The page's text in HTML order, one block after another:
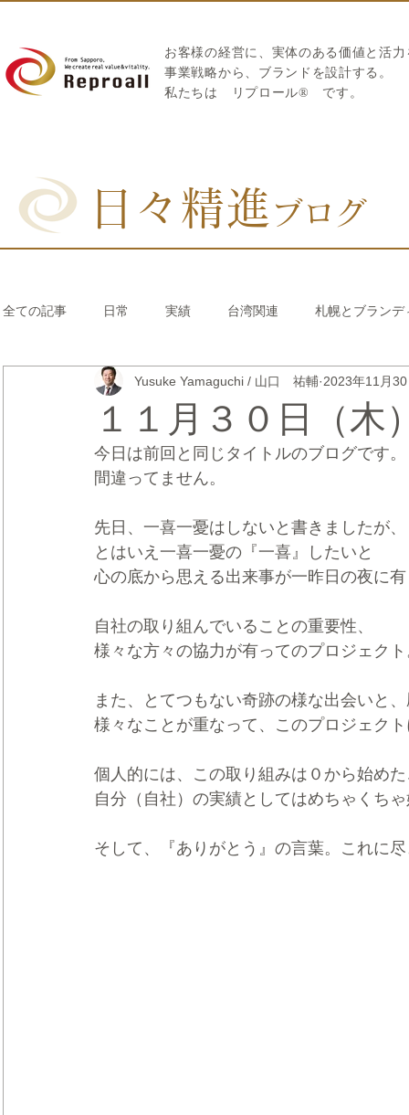
お客様の経営に、実体のある価値と活
​事業戦略から、ブランドを設計する。
私たちは
リプロール® です。
日々精進 ブログ
全ての記事 日常 実績 台湾関連 札幌とブランデ
リブランディング® さとうきび繊維のストロー 中国
CRMブランディング® デジタルマーケティングブランデ
１１月３０日（
Yusuke Yamaguchi / 山口 祐輔 2023年11月
今日は前回と同じタイトルのブログです。
間違ってません。
先日、一喜一憂はしないと書きましたが、
とはいえ一喜一憂の『一喜』したいと
心の底から思える出来事が一昨日の夜に
自社の取り組んでいることの重要性、
様々な方々の協力が有ってのプロジェク
また、とてつもない奇跡の様な出会いと
様々なことが重なって、このプロジェク
個人的には、この取り組みは０から始め
自分（自社）の実績としてはめちゃくち
そして、『ありがとう』の言葉。これに